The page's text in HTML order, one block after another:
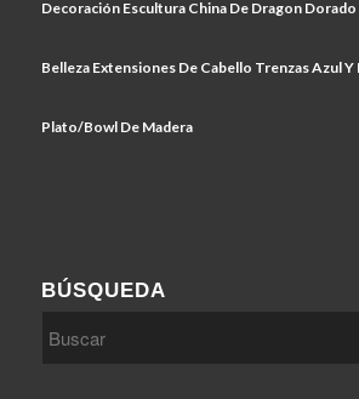
Decoración Escultura China De Dragon Dorado
Belleza Extensiones De Cabello Trenzas Azul Y
Plato/Bowl De Madera
BÚSQUEDA